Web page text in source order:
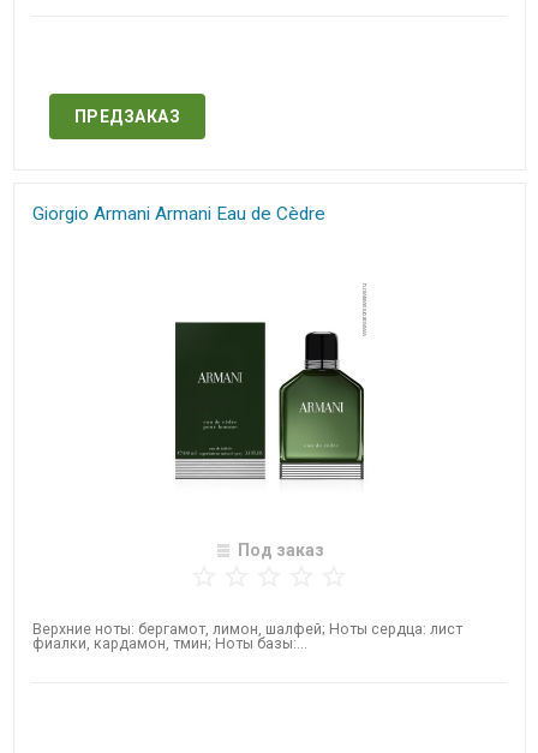
ПРЕДЗАКАЗ
Giorgio Armani Armani Eau de Cèdre
Под заказ
Верхние ноты: бергамот, лимон, шалфей; Ноты сердца: лист
фиалки, кардамон, тмин; Ноты базы:...